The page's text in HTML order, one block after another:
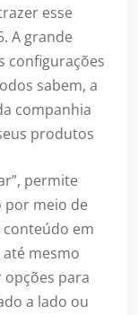
esse
A grande
configurações
sabem, a
companhia
produtos
permite
por meio de
em
mesmo
opções para
a lado ou